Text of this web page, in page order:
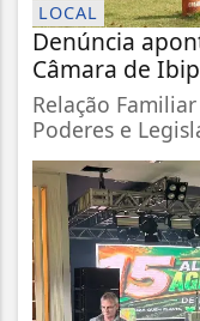
LOCAL
Denúncia
Câmara de
Relação
Poderes e